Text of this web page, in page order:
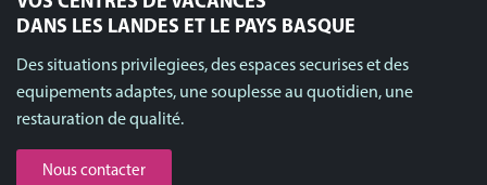
DANS LES LANDES ET LE PAYS BASQUE
Des situations privilegiees, des espaces securises et des
equipements adaptes, une souplesse au quotidien, une
restauration de qualité.
Nous contacter